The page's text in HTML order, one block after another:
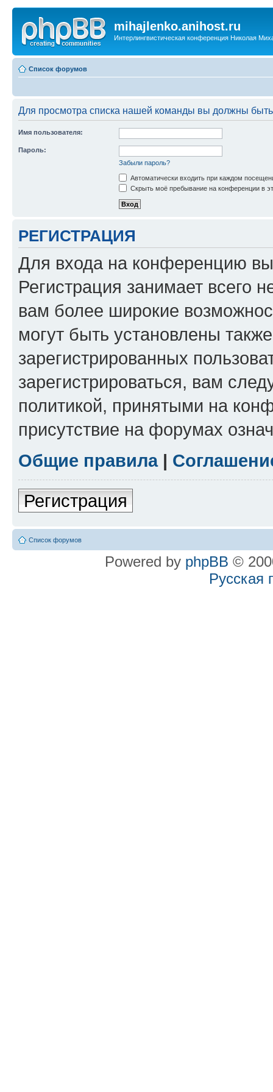
mihajlenko.anihost.ru
Интерлингвистическая конференция Николая
Список форумов
Для просмотра списка нашей команды вы должны
Имя пользователя:
Пароль:
Забыли пароль?
Автоматически входить при каждом
Скрыть моё пребывание на конференции в
РЕГИСТРАЦИЯ
Для входа на конференцию
Регистрация занимает всего
вам более широкие
могут быть установлены
зарегистрированных
зарегистрироваться, вам
политикой, принятыми на
присутствие на форумах
Общие правила|
Регистрация
Список форумов
Powered by phpBB ©
Русская